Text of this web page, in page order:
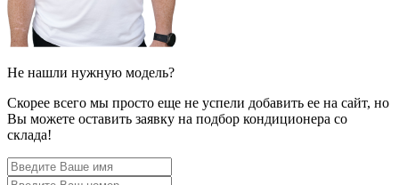
Не нашли нужную модель?
Скорее всего мы просто еще не успели добавить ее на сайт, но
Вы можете оставить заявку на подбор кондиционера со
склада!